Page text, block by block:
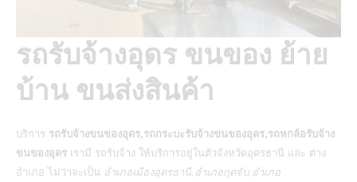
รถรับจ้างอุดร ขนของ ย้าย
บ้าน ขนส่งสินค้า
บริการ รถรับจ้างขนของอุดร,รถกระบะรับจ้างขนของอุดร,รถหกล้อรับจ้าง
ขนของอุดร เรามี รถรับจ้าง ให้บริการอยู่ในตัวจังหวัดอุดรธานี และ ต่าง
อำเภอ ไม่ว่าจะเป็น อำเภอเมืองอุดรธานี,อำเภอกุดจับ,อำเภอ